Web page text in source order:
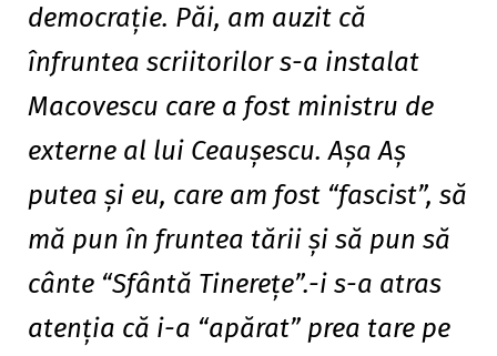
democraţie. Păi, am auzit că
înfruntea scriitorilor s-a instalat
Macovescu care a fost ministru de
externe al lui Ceauşescu. Aşa Aş
putea şi eu, care am fost “fascist”, să
mă pun în fruntea tării şi să pun să
cânte “Sfântă Tinereţe”.-i s-a atras
atenţia că i-a “apărat” prea tare pe